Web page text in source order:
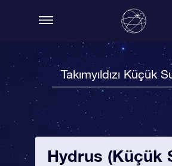
Takımyıldızı Küçük
Hydrus (Küçük